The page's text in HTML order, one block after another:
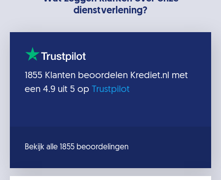
dienstverlening?
1855 Klanten beoordelen Krediet.nl met
een 4.9 uit 5 op Trustpilot
Bekijk alle 1855 beoordelingen